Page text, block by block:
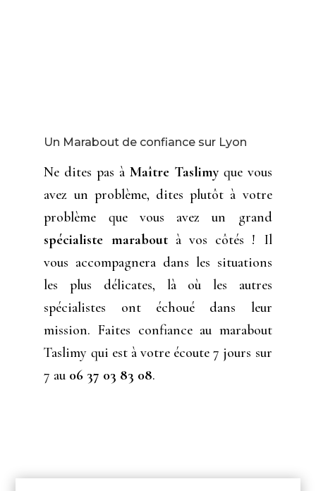
Un Marabout de confiance sur Lyon
Ne dites pas à Maître Taslimyque vous
avez un problème, dites plutôt à votre
problème que vous avez un grand
spécialiste maraboutà vos côtés ! Il
vous accompagnera dans les situations
les plus délicates, là où les autres
spécialistes ont échoué dans leur
mission. Faites confiance au marabout
Taslimy qui est à votre écoute 7 jours sur
7 au 06 37 03 83 08.